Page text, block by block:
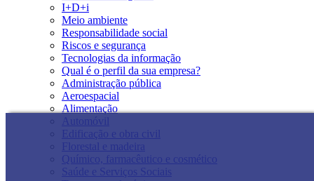
I+D+i
Meio ambiente
Responsabilidade social
Riscos e segurança
Tecnologias da informação
Qual é o perfil da sua empresa?
Administração pública
Aeroespacial
Alimentação
Automóvil
Edificação e obra civil
Florestal e madeira
Químico, farmacêutico e cosmético
Saúde e Serviços Sociais